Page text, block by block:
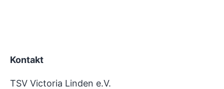
Kontakt
TSV Victoria Linden e.V.